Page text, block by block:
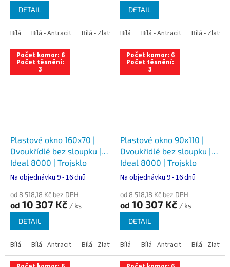
DETAIL
Bílá Bílá - Antracit Bílá - Zlatý dub Bílá - Tmavý dub Bílá -
DETAIL
Bílá Bílá - Antracit Bílá - Zlatý
Počet komor: 6
Počet těsnění:
3
Plastové okno 160x70 |
Dvoukřídlé bez sloupku |
Ideal 8000 | Trojsklo
Na objednávku 9 - 16 dnů
od 8 518,18 Kč bez DPH
od 10 307 Kč / ks
DETAIL
Bílá Bílá - Antracit Bílá - Zlatý dub Bílá - Tmavý dub Bílá -
Počet komor: 6
Počet těsnění:
3
Plastové okno 90x110 |
Dvoukřídlé bez sloupku |
Ideal 8000 | Trojsklo
Na objednávku 9 - 16 dnů
od 8 518,18 Kč bez DPH
od 10 307 Kč / ks
DETAIL
Bílá Bílá - Antracit Bílá - Zlatý